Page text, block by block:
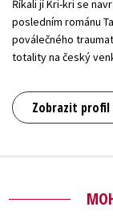
Říkali jí Kri-kri se
posledním románu
poválečného
totality na český
Zobrazit